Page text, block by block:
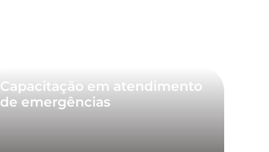
Capacitação em atendimento
de emergências